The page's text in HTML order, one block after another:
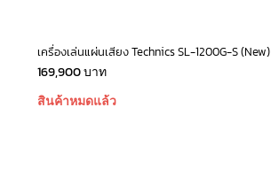
เครื่องเล่นแผ่นเสียง Technics SL-1200G-S (New)
169,900บาท
สินค้าหมดแล้ว